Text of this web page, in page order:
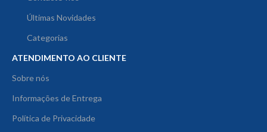
Últimas Novidades
Categorias
ATENDIMENTO AO CLIENTE
Sobre nós
Informações de Entrega
Política de Privacidade